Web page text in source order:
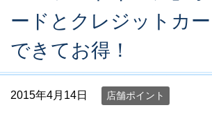
ードとクレジットカ
できてお得！
2015年4月14日 店舗ポイント